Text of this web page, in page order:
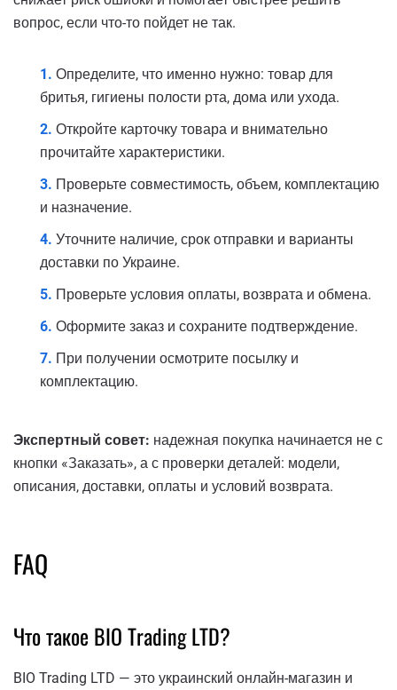
вопрос, если что-то пойдет не так.
Определите, что именно нужно: товар для
бритья, гигиены полости рта, дома или ухода.
Откройте карточку товара и внимательно
прочитайте характеристики.
Проверьте совместимость, объем, комплектацию
и назначение.
Уточните наличие, срок отправки и варианты
доставки по Украине.
Проверьте условия оплаты, возврата и обмена.
Оформите заказ и сохраните подтверждение.
При получении осмотрите посылку и
комплектацию.
Экспертный совет: надежная покупка начинается не с
кнопки «Заказать», а с проверки деталей: модели,
описания, доставки, оплаты и условий возврата.
FAQ
Что такое BIO Trading LTD?
BIO Trading LTD — это украинский онлайн-магазин и